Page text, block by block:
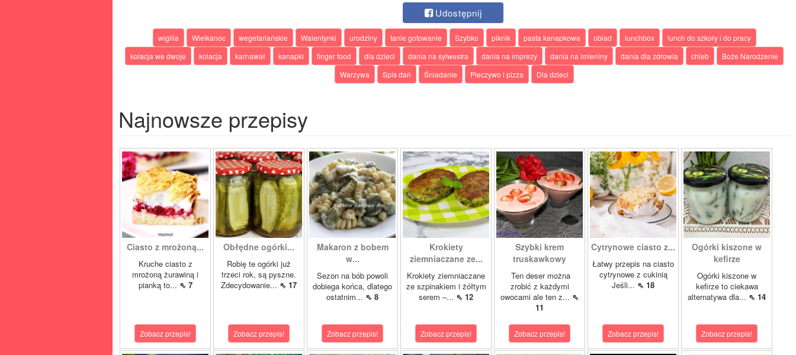
Udostępnij
wigilia Wielkanoc wegetariańskie Walentynki urodziny tanie gotowanie Szybko piknik pasta kanapkowa obiad lunchbox
lunch do szkoły i do pracy
kolacja we dwoje
kolacja karnawał kanapki finger food dla dzieci dania na sylwestra dania na imprezy dania na imieniny dania dla zdrowia chleb
Boże Narodzenie
Warzywa
Spis dań Śniadanie Pieczywo i pizza Dla dzieci
Najnowsze przepisy
Ciasto z mrożoną...
Kruche ciasto z
mrożoną żurawiną i
pianką to... ⇖ 7
Zobacz przepis!
Obłędne ogórki...
Robię te ogórki już
trzeci rok, są pyszne.
Zdecydowanie... ⇖ 17
Zobacz przepis!
Makaron z bobem
w...
Sezon na bób powoli
dobiega końca, dlatego
ostatnim... ⇖ 8
Zobacz przepis!
Krokiety
ziemniaczane ze...
Krokiety ziemniaczane
ze szpinakiem i żółtym
serem –... ⇖ 12
Zobacz przepis!
Szybki krem
truskawkowy
Ten deser można
zrobić z każdymi
owocami ale ten z... ⇖
11
Zobacz przepis!
Cytrynowe ciasto z...
Łatwy przepis na ciasto
cytrynowe z cukinią
Jeśli... ⇖ 18
Zobacz przepis!
Ogórki kiszone w
kefirze
Ogórki kiszone w
kefirze to ciekawa
alternatywa dla... ⇖ 14
Zobacz przepis!